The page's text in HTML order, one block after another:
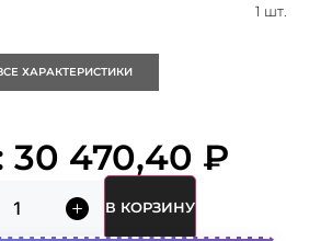
1 шт.
ХАРАКТЕРИСТИКИ
30 470,40 ₽
В КОРЗИНУ